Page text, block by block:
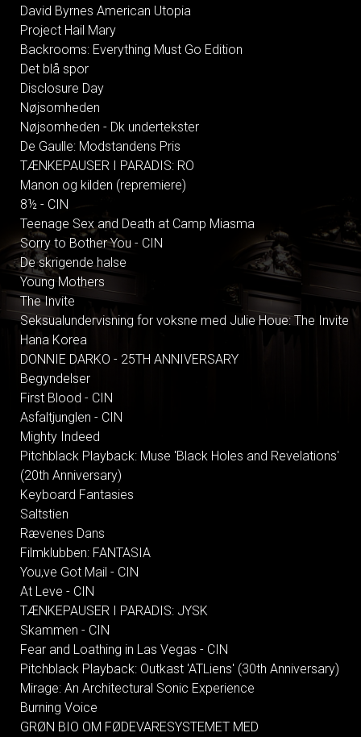
David Byrnes American Utopia
Project Hail Mary
Backrooms: Everything Must Go Edition
Det blå spor
Disclosure Day
Nøjsomheden
Nøjsomheden - Dk undertekster
De Gaulle: Modstandens Pris
TÆNKEPAUSER I PARADIS: RO
Manon og kilden (repremiere)
8½ - CIN
Teenage Sex and Death at Camp Miasma
Sorry to Bother You - CIN
De skrigende halse
Young Mothers
The Invite
Seksualundervisning for voksne med Julie Houe: The Invite
Hana Korea
DONNIE DARKO - 25TH ANNIVERSARY
Begyndelser
First Blood - CIN
Asfaltjunglen - CIN
Mighty Indeed
Pitchblack Playback: Muse 'Black Holes and Revelations'
(20th Anniversary)
Keyboard Fantasies
Saltstien
Rævenes Dans
Filmklubben: FANTASIA
You,ve Got Mail - CIN
At Leve - CIN
TÆNKEPAUSER I PARADIS: JYSK
Skammen - CIN
Fear and Loathing in Las Vegas - CIN
Pitchblack Playback: Outkast 'ATLiens' (30th Anniversary)
Mirage: An Architectural Sonic Experience
Burning Voice
GRØN BIO OM FØDEVARESYSTEMET MED